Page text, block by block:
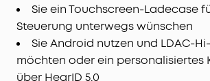
Sie ein Touchscreen-Ladecase
Steuerung unterwegs wünschen
Sie Android nutzen und LDAC-
möchten oder ein personalisiertes
über HearID 5.0